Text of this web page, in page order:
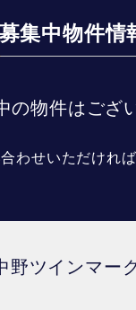
集中物件情
の物件はござ
わせいただけれ
野ツインマー